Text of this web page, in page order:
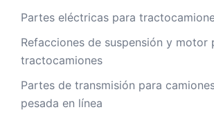
Partes eléctricas para
Refacciones de suspensión y motor
tractocamiones
Partes de transmisión para
pesada en línea